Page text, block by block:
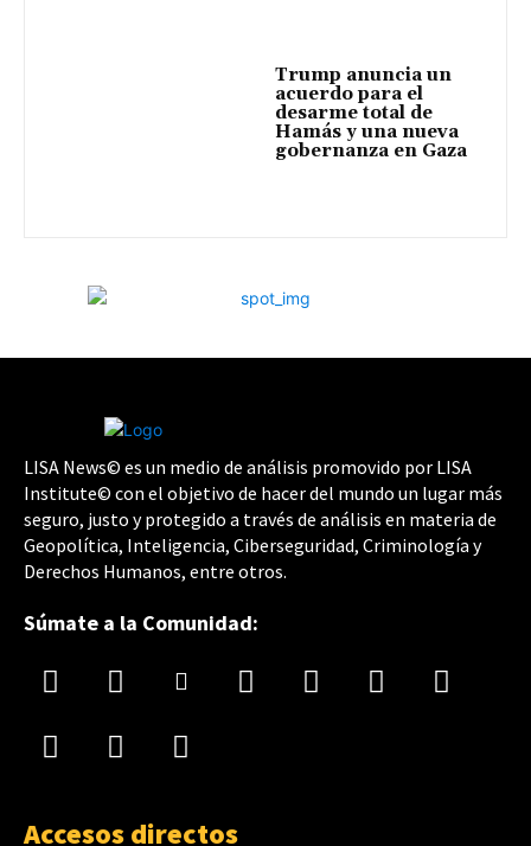
Trump anuncia un
acuerdo para el
desarme total de
Hamás y una nueva
gobernanza en Gaza
LISA News© es un medio de análisis promovido por LISA
Institute© con el objetivo de hacer del mundo un lugar más
seguro, justo y protegido a través de análisis en materia de
Geopolítica, Inteligencia, Ciberseguridad, Criminología y
Derechos Humanos, entre otros.
Súmate a la Comunidad:
Accesos directos